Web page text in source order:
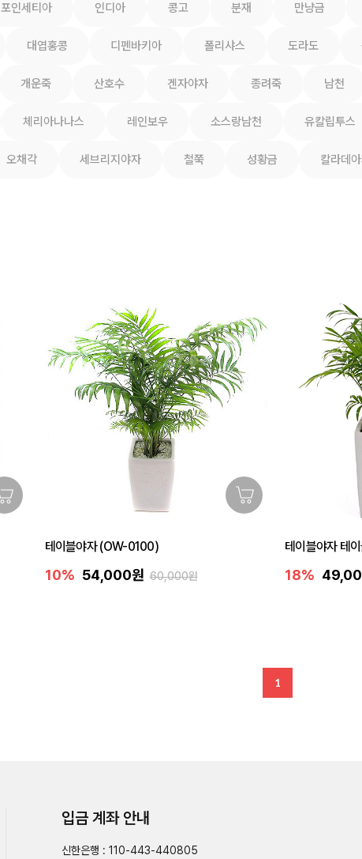
포인세티아 인디아 콩고 분재 만냥금
대엽홍콩 디펜바키아 폴리샤스 도라도
개운죽 산호수 겐자야자 종려죽 남천
체리아나나스 레인보우 소스랑남천 유칼립투스
오채각 세브리지야자 철쭉 성황금 칼라데
테이블야자 (OW-0100)
10% 54,000원 60,000원
테이블야자 테
18%
1
입금 계좌 안내
신한은행 : 110-443-440805